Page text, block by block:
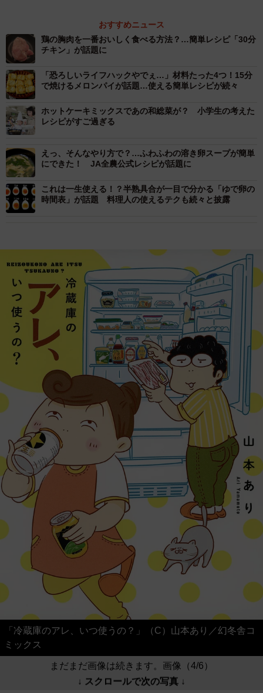
おすすめニュース
鶏の胸肉を一番おいしく食べる方法？…簡単レシピ「30分
チキン」が話題に
「恐ろしいライフハックやでぇ…」材料たった4つ！15分
で焼けるメロンパイが話題…使える簡単レシピが続々
ホットケーキミックスであの和総菜が？ 小学生の考えた
レシピがすご過ぎる
えっ、そんなやり方で？…ふわふわの溶き卵スープが簡単
にできた！ JA全農公式レシピが話題に
これは一生使える！？半熟具合が一目で分かる「ゆで卵の
時間表」が話題 料理人の使えるテクも続々と披露
「冷蔵庫のアレ、いつ使うの？」（C）山本あり／幻冬舎コ
ミックス
まだまだ画像は続きます。画像（4/6）
↓ スクロールで次の写真 ↓